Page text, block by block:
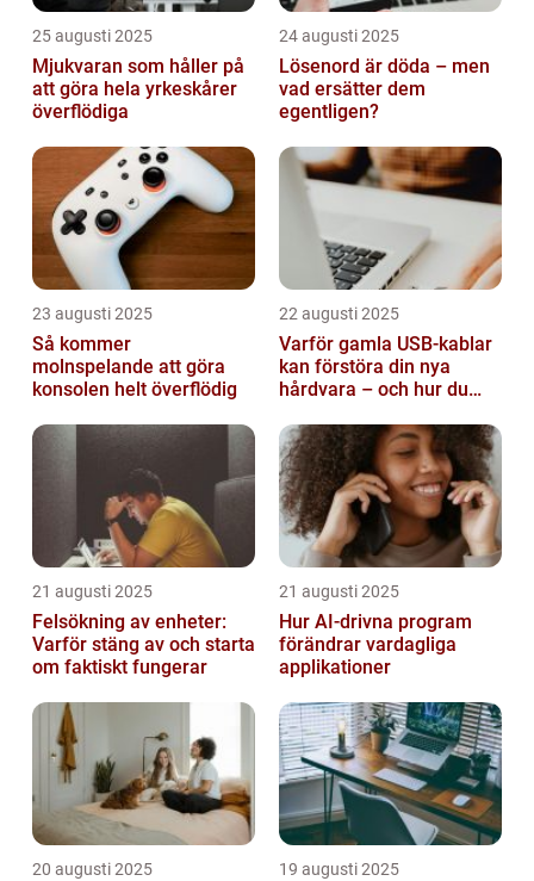
25 augusti 2025
Mjukvaran som håller på
att göra hela yrkeskårer
överflödiga
24 augusti 2025
Lösenord är döda – men
vad ersätter dem
egentligen?
23 augusti 2025
Så kommer
molnspelande att göra
konsolen helt överflödig
22 augusti 2025
Varför gamla USB-kablar
kan förstöra din nya
hårdvara – och hur du
21 augusti 2025
Felsökning av enheter:
Varför stäng av och starta
om faktiskt fungerar
21 augusti 2025
Hur AI-drivna program
förändrar vardagliga
applikationer
20 augusti 2025 19 augusti 2025